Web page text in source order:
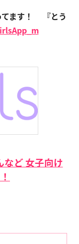
ます！
『とう
ど 女子向け